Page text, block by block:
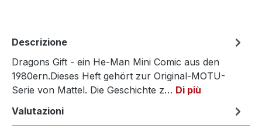
Descrizione
Dragons Gift - ein He-Man Mini Comic aus den
1980ern.Dieses Heft gehört zur Original-MOTU-
Serie von Mattel. Die Geschichte z… Di più
Valutazioni